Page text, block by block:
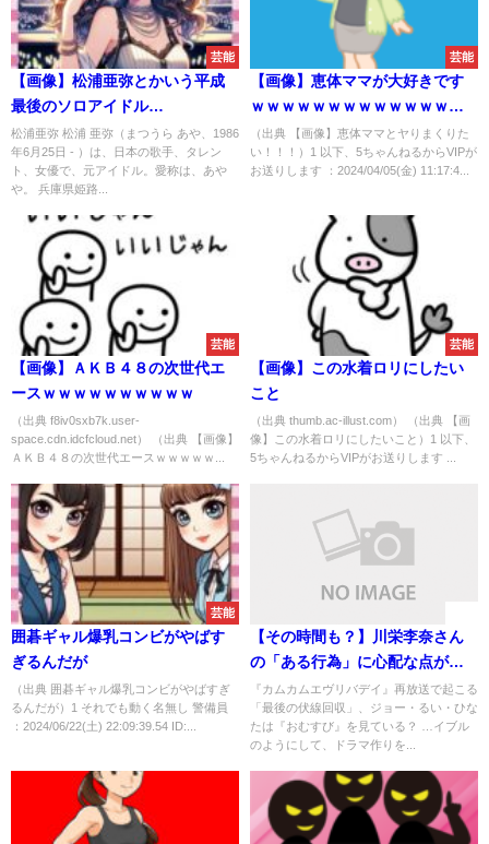
芸能
【画像】松浦亜弥とかいう平成
最後のソロアイドル
wwwwwwwwwwww
松浦亜弥 松浦 亜弥（まつうら あや、1986
年6月25日 - ）は、日本の歌手、タレン
ト、女優で、元アイドル。愛称は、あや
や。 兵庫県姫路...
芸能
【画像】恵体ママが大好きです
ｗｗｗｗｗｗｗｗｗｗｗｗｗｗ
ｗｗｗｗｗｗｗ
（出典 【画像】恵体ママとヤりまくりた
い！！！）1 以下、5ちゃんねるからVIPが
お送りします ：2024/04/05(金) 11:17:4...
芸能
【画像】ＡＫＢ４８の次世代エ
ースｗｗｗｗｗｗｗｗｗｗ
（出典 f8iv0sxb7k.user-
space.cdn.idcfcloud.net） （出典 【画像】
ＡＫＢ４８の次世代エースｗｗｗｗｗ...
芸能
【画像】この水着ロリにしたい
こと
（出典 thumb.ac-illust.com） （出典 【画
像】この水着ロリにしたいこと）1 以下、
5ちゃんねるからVIPがお送りします ...
芸能
囲碁ギャル爆乳コンビがやばす
ぎるんだが
（出典 囲碁ギャル爆乳コンビがやばすぎ
るんだが）1 それでも動く名無し 警備員
：2024/06/22(土) 22:09:39.54 ID:...
【その時間も？】川栄李奈さん
の「ある行為」に心配な点が出
てくる事態に
『カムカムエヴリバデイ』再放送で起こる
「最後の伏線回収」、ジョー・るい・ひな
たは『おむすび』を見ている？ …イブル
のようにして、ドラマ作りを...